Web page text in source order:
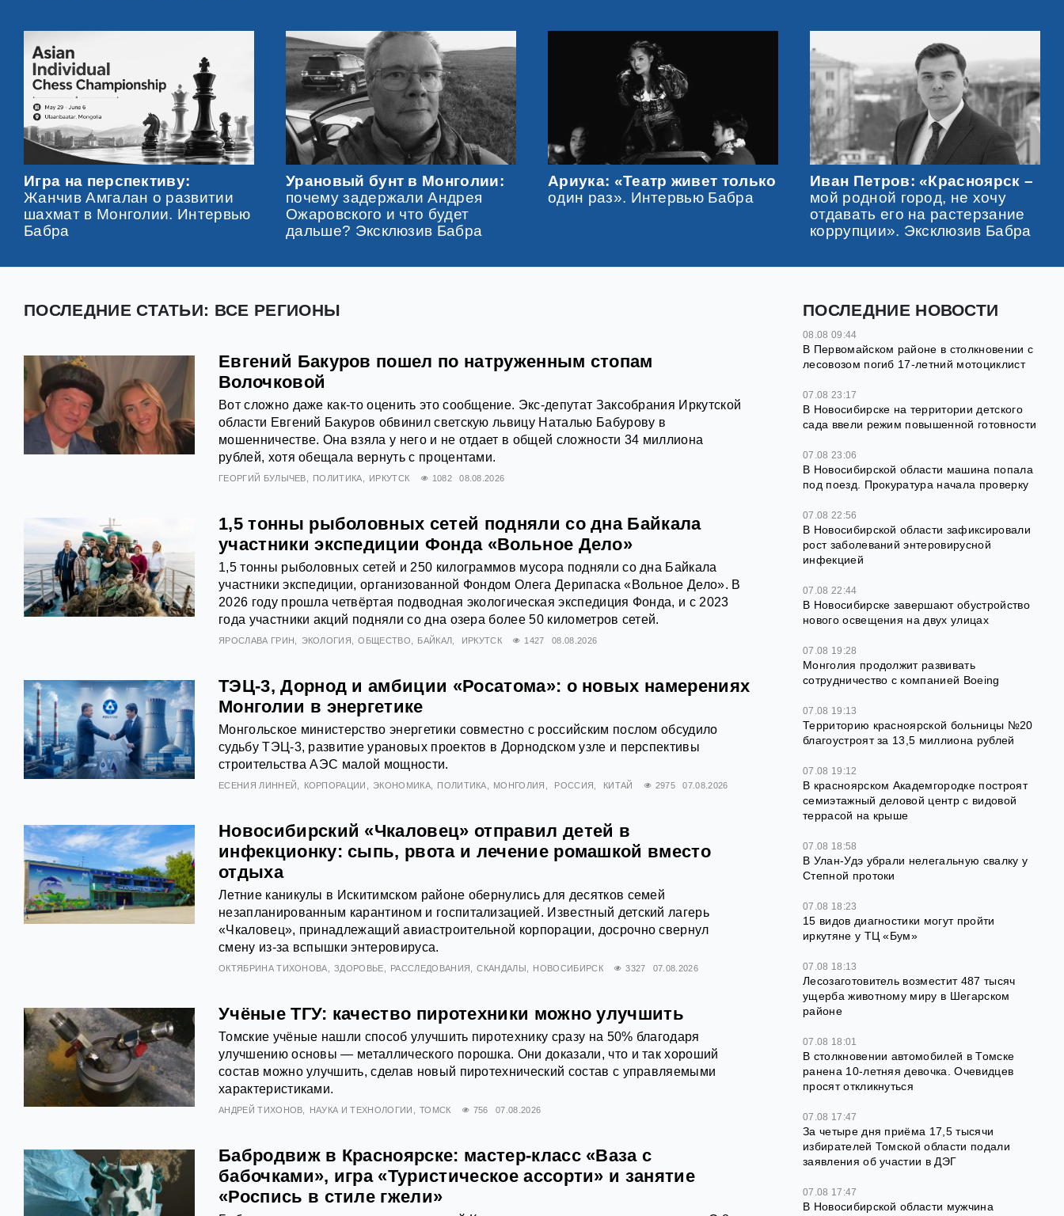
Игра на перспективу:
Жанчив Амгалан о развитии
шахмат в Монголии. Интервью
Бабра
Урановый бунт в Монголии:
почему задержали Андрея
Ожаровского и что будет
дальше? Эксклюзив Бабра
Ариука: «Театр живет только
один раз». Интервью Бабра
Иван Петров: «Красноярск –
мой родной город, не хочу
отдавать его на растерзание
коррупции». Эксклюзив Бабра
ПОСЛЕДНИЕ СТАТЬИ: ВСЕ РЕГИОНЫ
Евгений Бакуров пошел по натруженным стопам
Волочковой
Вот сложно даже как-то оценить это сообщение. Экс-депутат Заксобрания Иркутской
области Евгений Бакуров обвинил светскую львицу Наталью Бабурову в
мошенничестве. Она взяла у него и не отдает в общей сложности 34 миллиона
рублей, хотя обещала вернуть с процентами.
ГЕОРГИЙ БУЛЫЧЕВ ПОЛИТИКА ИРКУТСК 1082 08.08.2026
1,5 тонны рыболовных сетей подняли со дна Байкала
участники экспедиции Фонда «Вольное Дело»
1,5 тонны рыболовных сетей и 250 килограммов мусора подняли со дна Байкала
участники экспедиции, организованной Фондом Олега Дерипаска «Вольное Дело». В
2026 году прошла четвёртая подводная экологическая экспедиция Фонда, и с 2023
года участники акций подняли со дна озера более 50 километров сетей.
ЯРОСЛАВА ГРИН ЭКОЛОГИЯ ОБЩЕСТВО БАЙКАЛ ИРКУТСК 1427 08.08.2026
ТЭЦ-3, Дорнод и амбиции «Росатома»: о новых намерениях
Монголии в энергетике
Монгольское министерство энергетики совместно с российским послом обсудило
судьбу ТЭЦ‑3, развитие урановых проектов в Дорнодском узле и перспективы
строительства АЭС малой мощности.
ЕСЕНИЯ ЛИННЕЙ КОРПОРАЦИИ ЭКОНОМИКА ПОЛИТИКА МОНГОЛИЯ РОССИЯ КИТАЙ 2975 07.08.2026
Новосибирский «Чкаловец» отправил детей в
инфекционку: сыпь, рвота и лечение ромашкой вместо
отдыха
Летние каникулы в Искитимском районе обернулись для десятков семей
незапланированным карантином и госпитализацией. Известный детский лагерь
«Чкаловец», принадлежащий авиастроительной корпорации, досрочно свернул
смену из-за вспышки энтеровируса.
ОКТЯБРИНА ТИХОНОВА ЗДОРОВЬЕ РАССЛЕДОВАНИЯ СКАНДАЛЫ НОВОСИБИРСК 3327 07.08.2026
Учёные ТГУ: качество пиротехники можно улучшить
Томские учёные нашли способ улучшить пиротехнику сразу на 50% благодаря
улучшению основы — металлического порошка. Они доказали, что и так хороший
состав можно улучшить, сделав новый пиротехнический состав с управляемыми
характеристиками.
АНДРЕЙ ТИХОНОВ НАУКА И ТЕХНОЛОГИИ ТОМСК 756 07.08.2026
Бабродвиж в Красноярске: мастер-класс «Ваза с
бабочками», игра «Туристическое ассорти» и занятие
«Роспись в стиле гжели»
ПОСЛЕДНИЕ НОВОСТИ
08.08 09:44
В Первомайском районе в столкновении с
лесовозом погиб 17-летний мотоциклист
07.08 23:17
В Новосибирске на территории детского
сада ввели режим повышенной готовности
07.08 23:06
В Новосибирской области машина попала
под поезд. Прокуратура начала проверку
07.08 22:56
В Новосибирской области зафиксировали
рост заболеваний энтеровирусной
инфекцией
07.08 22:44
В Новосибирске завершают обустройство
нового освещения на двух улицах
07.08 19:28
Монголия продолжит развивать
сотрудничество с компанией Boeing
07.08 19:13
Территорию красноярской больницы №20
благоустроят за 13,5 миллиона рублей
07.08 19:12
В красноярском Академгородке построят
семиэтажный деловой центр с видовой
террасой на крыше
07.08 18:58
В Улан-Удэ убрали нелегальную свалку у
Степной протоки
07.08 18:23
15 видов диагностики могут пройти
иркутяне у ТЦ «Бум»
07.08 18:13
Лесозаготовитель возместит 487 тысяч
ущерба животному миру в Шегарском
районе
07.08 18:01
В столкновении автомобилей в Томске
ранена 10-летняя девочка. Очевидцев
просят откликнуться
07.08 17:47
За четыре дня приёма 17,5 тысячи
избирателей Томской области подали
заявления об участии в ДЭГ
07.08 17:47
В Новосибирской области мужчина